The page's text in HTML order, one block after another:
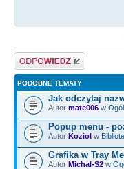
Odpowiedz
PODOBNE TEMATY
Jak odczytaj
Autor mate006 w
Popup menu -
Autor Koziol w
Grafika w Tray
Autor Michal-S2 w